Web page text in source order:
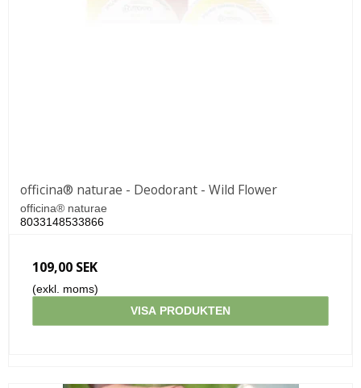
officina® naturae - Deodorant - Wild Flower
officina® naturae
8033148533866
109,00 SEK
(exkl. moms)
VISA PRODUKTEN